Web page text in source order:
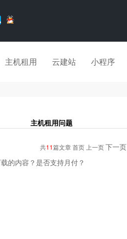
主机租用 云建站 小程序
主机租用问题
共11篇文章 首页 上一页下一页
的内容？是否支持月付？